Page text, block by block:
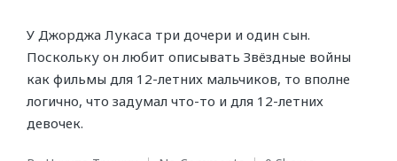
У Джорджа Лукаса три дочери и один сын.
Поскольку он любит описывать Звёздные войны
как фильмы для 12-летних мальчиков, то вполне
логично, что задумал что-то и для 12-летних
девочек.